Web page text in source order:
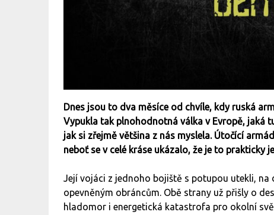
Dnes jsou to dva měsíce od chvíle, kdy ruská
Vypukla tak plnohodnotná válka v Evropě, jaká
jak si zřejmě většina z nás myslela. Útočící
neboť se v celé kráse ukázalo, že je to prakticky
Její vojáci z jednoho bojiště s potupou utekli,
opevněným obráncům. Obě strany už přišly o
hladomor i energetická katastrofa pro okolní